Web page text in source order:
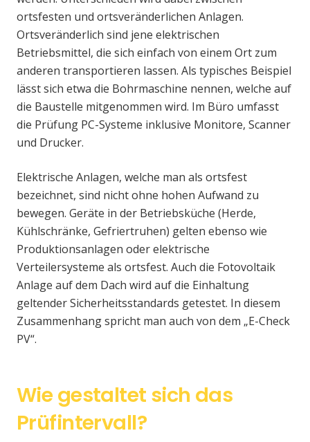
ortsfesten und ortsveränderlichen Anlagen.
Ortsveränderlich sind jene elektrischen
Betriebsmittel, die sich einfach von einem Ort zum
anderen transportieren lassen. Als typisches Beispiel
lässt sich etwa die Bohrmaschine nennen, welche auf
die Baustelle mitgenommen wird. Im Büro umfasst
die Prüfung PC-Systeme inklusive Monitore, Scanner
und Drucker.
Elektrische Anlagen, welche man als ortsfest
bezeichnet, sind nicht ohne hohen Aufwand zu
bewegen. Geräte in der Betriebsküche (Herde,
Kühlschränke, Gefriertruhen) gelten ebenso wie
Produktionsanlagen oder elektrische
Verteilersysteme als ortsfest. Auch die Fotovoltaik
Anlage auf dem Dach wird auf die Einhaltung
geltender Sicherheitsstandards getestet. In diesem
Zusammenhang spricht man auch von dem „E-Check
PV“.
Wie gestaltet sich das
Prüfintervall?